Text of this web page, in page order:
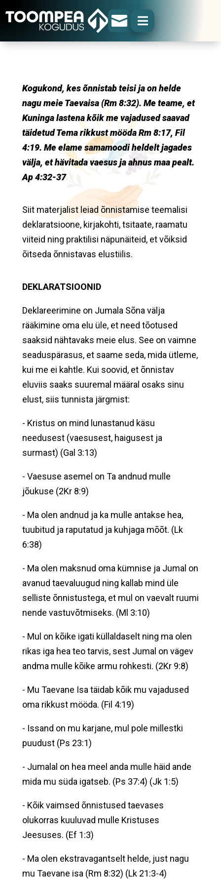
 
Kogukond, kes õnnistab teisi ja on helde
nagu meie Taevaisa (Rm 8:32). Me teame, et
Kuninga lastena kõik me vajadused saavad
täidetud Tema rikkust mööda Rm 8:17, Fil
4:19. Me elame samamoodi heldelt jagades
välja, et hävitada vaesus ja ahnus maa pealt.
Ap 4:32-37
Siit materjalist leiad õnnistamise teemalisi
deklaratsioone, kirjakohti, tsitaate, raamatu
viiteid ning praktilisi näpunäiteid, et võiksid
õitseda õnnistavas elustiilis.
DEKLARATSIOONID
Deklareerimine on Jumala Sõna välja
rääkimine oma elu üle, et need tõotused
saaksid nähtavaks meie elus. See on vaimne
seaduspärasus, et saame seda, mida ütleme,
kui me ei kahtle. Kui soovid, et õnnistav
eluviis saaks suuremal määral osaks sinu
elust, siis tunnista järgmist:
- Kristus on mind lunastanud käsu
needusest (vaesusest, haigusest ja
surmast) (Gal 3:13)
- Vaesuse asemel on Ta andnud mulle
jõukuse (2Kr 8:9)
- Ma olen andnud ja ka mulle antakse hea,
tuubitud ja raputatud ja kuhjaga mõõt. (Lk
6:38)
- Ma olen maksnud oma kümnise ja Jumal on
avanud taevaluugud ning kallab mind üle
selliste õnnistustega, et mul on vaevalt ruumi
nende vastuvõtmiseks. (Ml 3:10)
- Mul on kõike igati küllaldaselt ning ma olen
rikas iga hea teo tarvis, sest Jumal on vägev
andma mulle kõike armu rohkesti. (2Kr 9:8)
- Mu Taevane Isa täidab kõik mu vajadused
oma rikkust mööda. (Fil 4:19)
- Issand on mu karjane, mul pole millestki
puudust (Ps 23:1)
- Jumalal on hea meel anda mulle häid ande
mida mu süda igatseb. (Ps 37:4) (Jk 1:5)
- Kõik vaimsed õnnistused taevases
olukorras kuuluvad mulle Kristuses
Jeesuses. (Ef 1:3)
- Ma olen ekstravagantselt helde, just nagu
mu Taevane isa (Rm 8:32) (Lk 21:3-4)